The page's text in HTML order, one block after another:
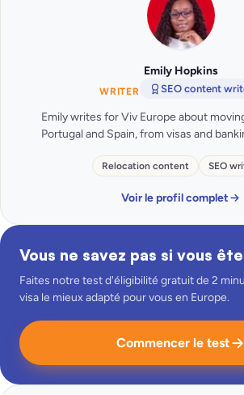
Emily Hopkins
WRITER SEO content
Emily writes for Viv Europe about
Portugal and Spain, from visas and
Relocation content SEO
Voir le profil complet
Vous ne savez pas si vous
Faites notre test d'éligibilité gratuit de 2
visa le mieux adapté pour vous en Europe.
Commencer le test